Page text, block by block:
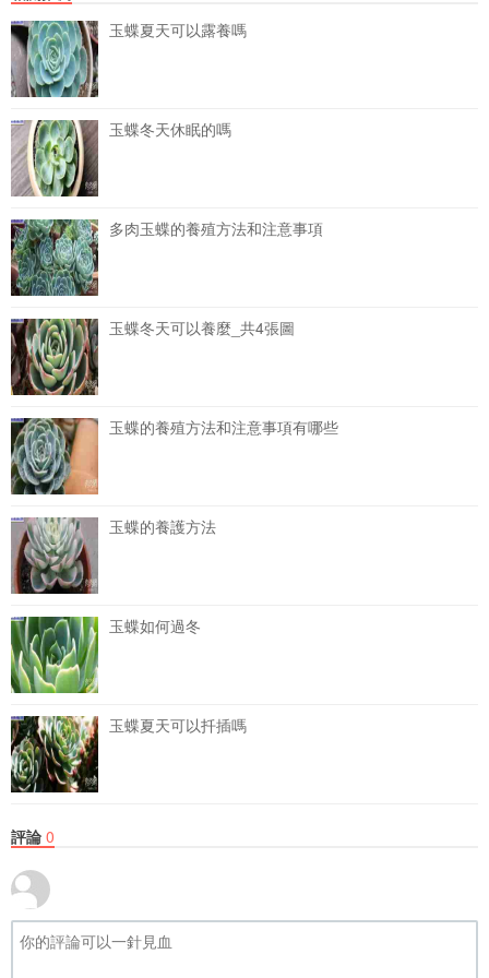
玉蝶夏天可以露養嗎
玉蝶冬天休眠的嗎
多肉玉蝶的養殖方法和注意事項
玉蝶冬天可以養麼_共4張圖
玉蝶的養殖方法和注意事項有哪些
玉蝶的養護方法
玉蝶如何過冬
玉蝶夏天可以扦插嗎
評論 0